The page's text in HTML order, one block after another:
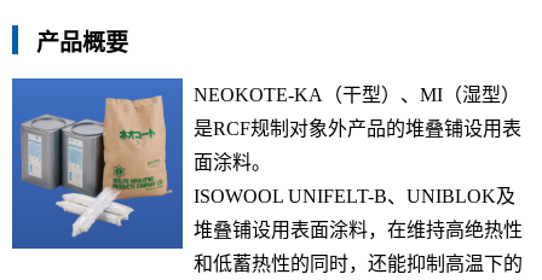
产品概要
NEOKOTE-KA（干型）、MI（湿型）
是RCF规制对象外产品的堆叠铺设用表
面涂料。
ISOWOOL UNIFELT-B、UNIBLOK及
堆叠铺设用表面涂料，在维持高绝热性
和低蓄热性的同时，还能抑制高温下的